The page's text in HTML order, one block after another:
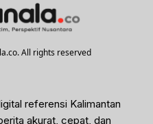
All rights reserved
referensi Kalimantan
akurat, cepat, dan